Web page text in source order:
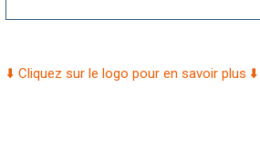
⬇️ Cliquez sur le logo pour en savoir plus ⬇️